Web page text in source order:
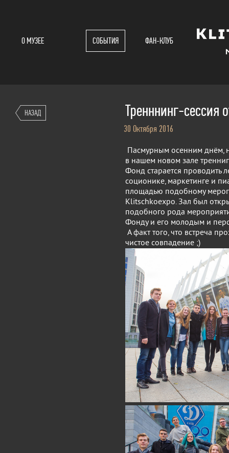
О МУЗЕЕ СОБЫТИЯ ФАН-КЛУБ
НАЗАД Тренннинг-сессия
30 Октября 2016
Пасмурным осенним днём,
в нашем новом зале
Фонд старается проводить
соционике, маркетинге и
площадью подобному
Klitschkoexpo. Зал был
подобного рода
Фонду и его молодым и
А факт того, что встреча
чистое совпадение ;)